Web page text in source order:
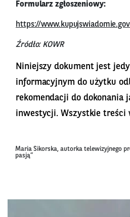
Formularz zgłoszeniowy:
https://
Źródło: KOWR
Niniejszy dokument jest
informacyjnym do użytku
rekomendacji do dokonania
inwestycji. Wszystkie treści
Maria Sikorska, autorka telewizyjnego
pasją”